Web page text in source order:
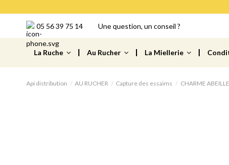
05 56 39 75 14 Une question, un conseil ?
La Ruche Au Rucher La Miellerie
Api distribution AU RUCHER Capture des essaims CHARME